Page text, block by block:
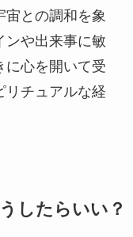
宙との調和を象
ンや出来事に敏
に心を開いて受
リチュアルな経
したらいい？